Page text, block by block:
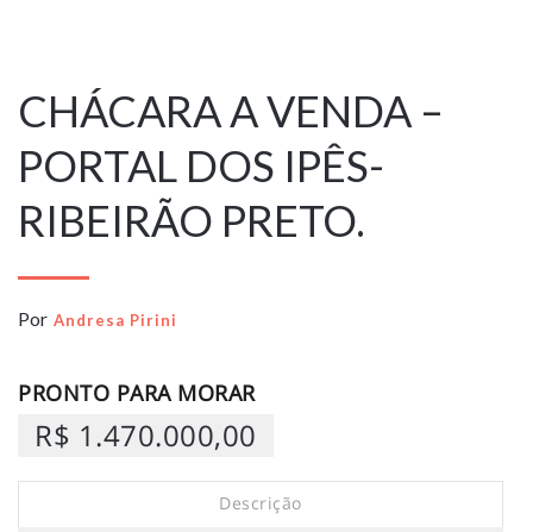
CHÁCARA A VENDA –
PORTAL DOS IPÊS-
RIBEIRÃO PRETO.
Por Andresa Pirini
PRONTO PARA MORAR
R$ 1.470.000,00
Descrição